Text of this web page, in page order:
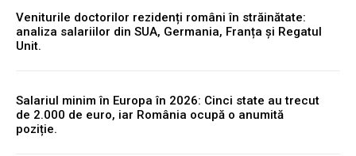
Veniturile doctorilor rezidenți români în străinătate:
analiza salariilor din SUA, Germania, Franța și Regatul
Unit.
Salariul minim în Europa în 2026: Cinci state au trecut
de 2.000 de euro, iar România ocupă o anumită
poziție.